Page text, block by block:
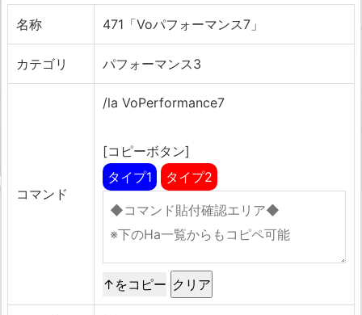
名称 471「Voパフォーマンス7」
カテゴリ パフォーマンス3
コマンド
/la VoPerformance7
[コピーボタン]
タイプ1
タイプ2
↑をコピー